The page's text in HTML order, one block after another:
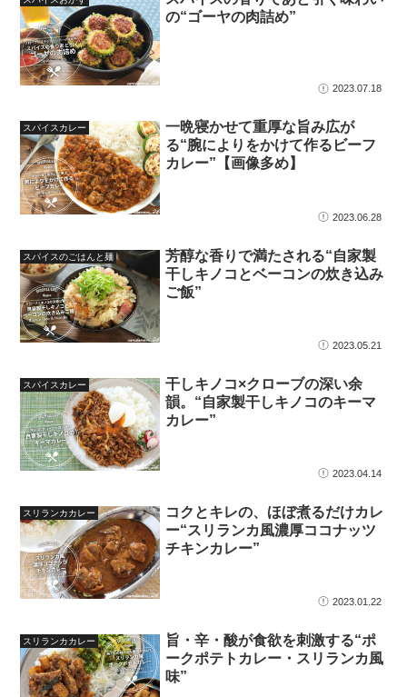
の“ゴーヤの肉詰め”
2023.07.18
スパイスカレー
一晩寝かせて重厚な旨み広が
る“腕によりをかけて作るビーフ
カレー”【画像多め】
2023.06.28
スパイスのごはんと麺
芳醇な香りで満たされる“自家製
干しキノコとベーコンの炊き込み
ご飯”
2023.05.21
スパイスカレー
干しキノコ×クローブの深い余
韻。“自家製干しキノコのキーマ
カレー”
2023.04.14
スリランカカレー
コクとキレの、ほぼ煮るだけカレ
ー“スリランカ風濃厚ココナッツ
チキンカレー”
2023.01.22
スリランカカレー
旨・辛・酸が食欲を刺激する“ポ
ークポテトカレー・スリランカ風
味”